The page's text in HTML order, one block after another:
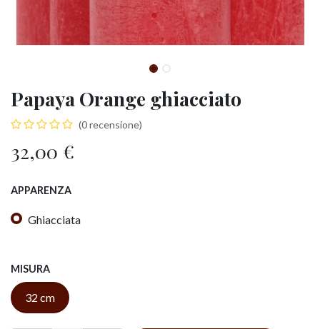
Papaya Orange ghiacciato
(0 recensione)
32,00 €
APPARENZA
Ghiacciata
MISURA
32 cm